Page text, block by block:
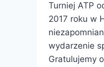
Turniej ATP
2017 roku w
wydarzenie
Gratulujemy